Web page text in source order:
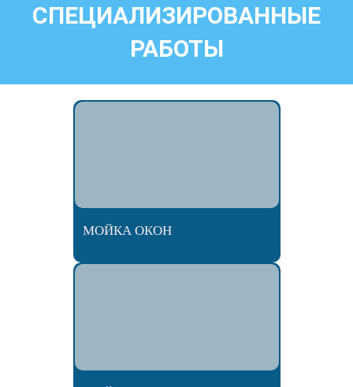
СПЕЦИАЛИЗИРОВАННЫЕ
РАБОТЫ
МОЙКА ОКОН